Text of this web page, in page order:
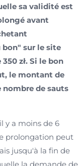
sa validité est
avant
sur le site
zł. Si le bon
le montant de
de sauts
y a moins de 6
prolongation peut
jusqu'à la fin de